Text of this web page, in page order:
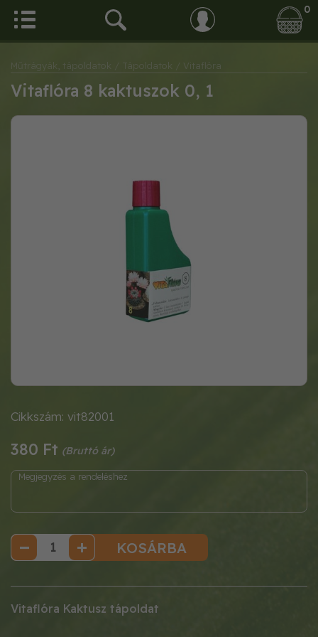
0
Műtrágyák, tápoldatok / Tápoldatok / Vitaflóra
Vitaflóra 8 kaktuszok 0, 1
Cikkszám: vit82001
380 Ft
KOSÁRBA
Vitaflóra Kaktusz tápoldat